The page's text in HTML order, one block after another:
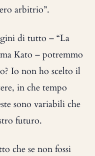
arbitrio”.
di tutto – “La
Kato – potremmo
Io non ho scelto il
in che tempo
sono variabili che
futuro.
che se non fossi